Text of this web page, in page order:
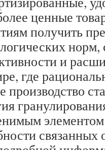
ценные
получить
норм,
и
где
производство
связанных